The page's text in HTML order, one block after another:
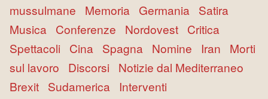
mussulmane Memoria Germania Satira
Musica Conferenze Nordovest Critica
Spettacoli Cina Spagna Nomine Iran Morti
sul lavoro Discorsi Notizie dal Mediterraneo
Brexit Sudamerica Interventi